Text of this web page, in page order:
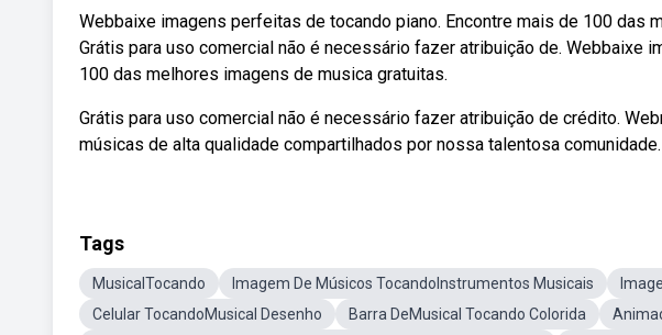
Webbaixe imagens perfeitas de tocando piano. Encontre mais de 100 das
Grátis para uso comercial não é necessário fazer atribuição de. Webbaixe
100 das melhores imagens de musica gratuitas.
Grátis para uso comercial não é necessário fazer atribuição de crédito.
músicas de alta qualidade compartilhados por nossa talentosa comunidade.
Tags
MusicalTocando Imagem De Músicos TocandoInstrumentos Musicais
Celular TocandoMusical Desenho
Barra DeMusical Tocando Colorida